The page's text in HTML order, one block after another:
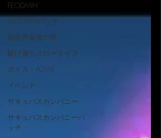
FEODMIH
FEODMIHパッチ
異世界最後の男
駆け落ちスローライフ
ボイス・ASMR
イベント
サキュバスカンパニー
サキュバスカンパニーパ
ッチ